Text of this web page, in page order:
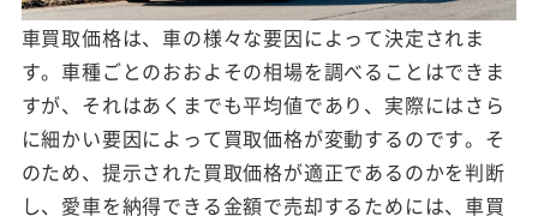
車買取価格は、車の様々な要因によって決定されま
す。車種ごとのおおよその相場を調べることはできま
すが、それはあくまでも平均値であり、実際にはさら
に細かい要因によって買取価格が変動するのです。そ
のため、提示された買取価格が適正であるのかを判断
し、愛車を納得できる金額で売却するためには、車買